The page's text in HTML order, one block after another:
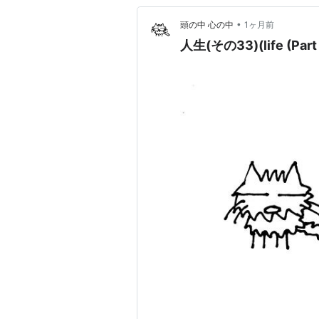
頭の中 心の中 • 1ヶ月前
人生(その33)(life